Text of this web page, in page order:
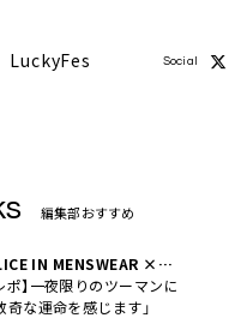
LuckyFes Social
編集部おすすめ
IN MENSWEAR ×
ポ】一夜限りのツーマンに
奇な運命を感じます」